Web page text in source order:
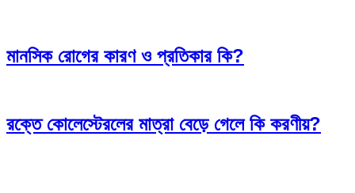
মানসিক রোগের কারণ ও প্রতিকার কি?
রক্তে কোলেস্টেরলের মাত্রা বেড়ে গেলে কি করণীয়?